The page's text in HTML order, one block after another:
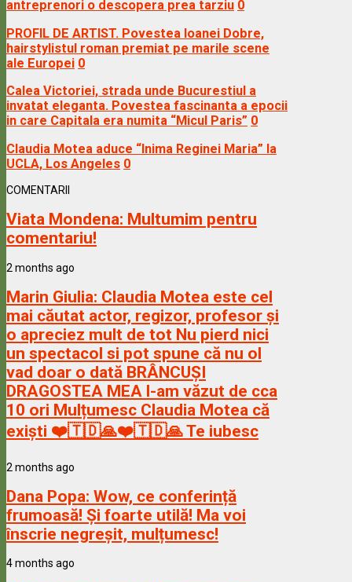
antreprenori o descopera prea tarziu 0
PROFIL DE ARTIST. Povestea Ioanei Dobre,
hairstylistul roman premiat pe marile scene
ale Europei 0
Calea Victoriei, strada unde Bucurestiul a
invatat eleganta. Povestea fascinanta a epocii
in care Capitala era numita “Micul Paris” 0
Claudia Motea aduce “Inima Reginei Maria” la
UCLA, Los Angeles 0
COMENTARII
Viata Mondena: Multumim pentru
comentariu!
2 months ago
Marin Giulia: Claudia Motea este cel
mai căutat actor, regizor, profesor și
o apreciez mult de tot Nu pierd nici
un spectacol si pot spune că nu ol
vad doar o dată BRÂNCUȘI
DRAGOSTEA MEA l-am văzut de cca
10 ori Mulțumesc Claudia Motea că
exiști ❤️🇹🇩🙏❤️🇹🇩🙏 Te iubesc
2 months ago
Dana Popa: Wow, ce conferință
frumoasă! Și foarte utilă! Ma voi
înscrie negreșit, mulțumesc!
4 months ago